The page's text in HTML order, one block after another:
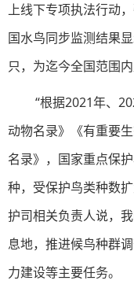
上线下专项执法行动
国水鸟同步监测结果
只，为迄今全国范围
“根据2021年、
动物名录》《有重要
名录》，国家重点保
种，受保护鸟类种数
护司相关负责人说，
息地，推进候鸟种群
力建设等主要任务。